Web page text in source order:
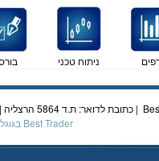
ניתוח טכני
Best Trader בגוגל +